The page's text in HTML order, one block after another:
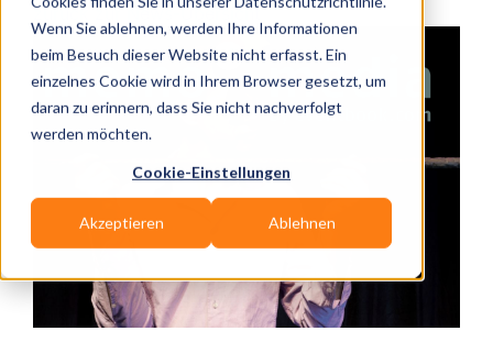
Wenn Sie ablehnen, werden Ihre Informationen
beim Besuch dieser Website nicht erfasst. Ein
einzelnes Cookie wird in Ihrem Browser gesetzt, um
daran zu erinnern, dass Sie nicht nachverfolgt
werden möchten.
Cookie-Einstellungen
Akzeptieren Ablehnen
zurück zur News-Übersicht